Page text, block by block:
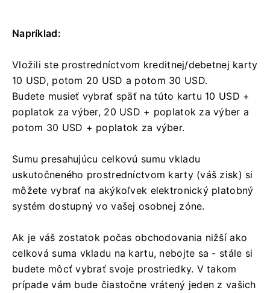
Napríklad:
Vložili ste prostredníctvom kreditnej/debetnej karty
10 USD, potom 20 USD a potom 30 USD.
Budete musieť vybrať späť na túto kartu 10 USD +
poplatok za výber, 20 USD + poplatok za výber a
potom 30 USD + poplatok za výber.
Sumu presahujúcu celkovú sumu vkladu
uskutočneného prostredníctvom karty (váš zisk) si
môžete vybrať na akýkoľvek elektronický platobný
systém dostupný vo vašej osobnej zóne.
Ak je váš zostatok počas obchodovania nižší ako
celková suma vkladu na kartu, nebojte sa - stále si
budete môcť vybrať svoje prostriedky. V takom
prípade vám bude čiastočne vrátený jeden z vašich